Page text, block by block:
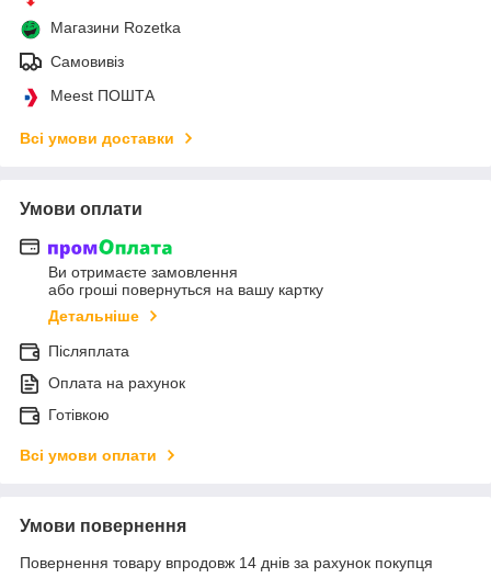
Магазини Rozetka
Самовивіз
Meest ПОШТА
Всі умови доставки
Умови оплати
Ви отримаєте замовлення
або гроші повернуться на вашу картку
Детальніше
Післяплата
Оплата на рахунок
Готівкою
Всі умови оплати
Умови повернення
Повернення товару впродовж 14 днів за рахунок покупця